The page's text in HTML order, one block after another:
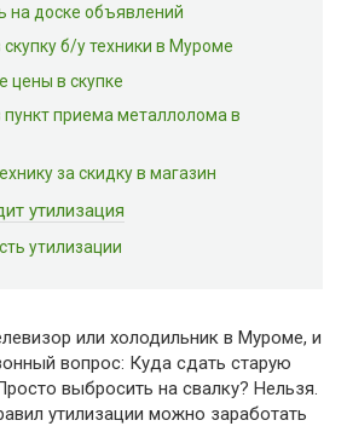
на доске объявлений
б/у техники в Муроме
цены в скупке
пункт приема металлолома в
за скидку в магазин
утилизация
утилизации
или холодильник в Муроме, и
вопрос: Куда сдать старую
выбросить на свалку? Нельзя.
утилизации можно заработать